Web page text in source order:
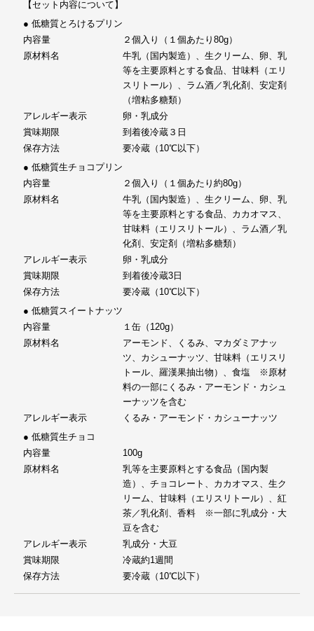
【セット内容について】
● 低糖質とろけるプリン
内容量
２個入り（１個あたり80g）
原材料名
牛乳（国内製造）、生クリーム、卵、乳
等を主要原料とする食品、甘味料（エリ
スリトール）、ラム酒／乳化剤、安定剤
（増粘多糖類）
アレルギー表示
卵・乳成分
賞味期限
到着後冷蔵３日
保存方法
要冷蔵（10℃以下）
● 低糖質生チョコプリン
内容量
２個入り（１個あたり約80g）
原材料名
牛乳（国内製造）、生クリーム、卵、乳
等を主要原料とする食品、カカオマス、
甘味料（エリスリトール）、ラム酒／乳
化剤、安定剤（増粘多糖類）
アレルギー表示
卵・乳成分
賞味期限
到着後冷蔵3日
保存方法
要冷蔵（10℃以下）
● 低糖質スイートナッツ
内容量
１缶（120g）
原材料名
アーモンド、くるみ、マカダミアナッ
ツ、カシューナッツ、甘味料（エリスリ
トール、羅漢果抽出物）、食塩 ※原材
料の一部にくるみ・アーモンド・カシュ
ーナッツを含む
アレルギー表示
くるみ・アーモンド・カシューナッツ
● 低糖質生チョコ
内容量
100g
原材料名
乳等を主要原料とする食品（国内製
造）、チョコレート、カカオマス、生ク
リーム、甘味料（エリスリトール）、紅
茶／乳化剤、香料 ※一部に乳成分・大
豆を含む
アレルギー表示
乳成分・大豆
賞味期限
冷蔵約1週間
保存方法
要冷蔵（10℃以下）